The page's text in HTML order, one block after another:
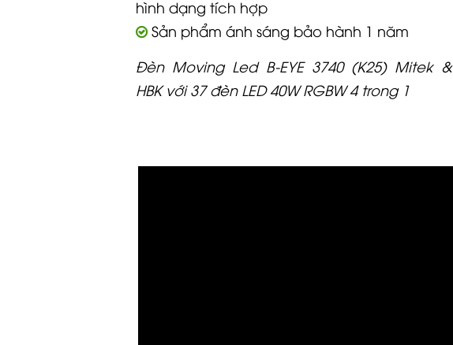
hình dạng tích hợp
Sản phẩm ánh sáng bảo hành 1 năm
Đèn Moving Led B-EYE 3740 (K25) Mitek &
HBK với 37 đèn LED 40W RGBW 4 trong 1